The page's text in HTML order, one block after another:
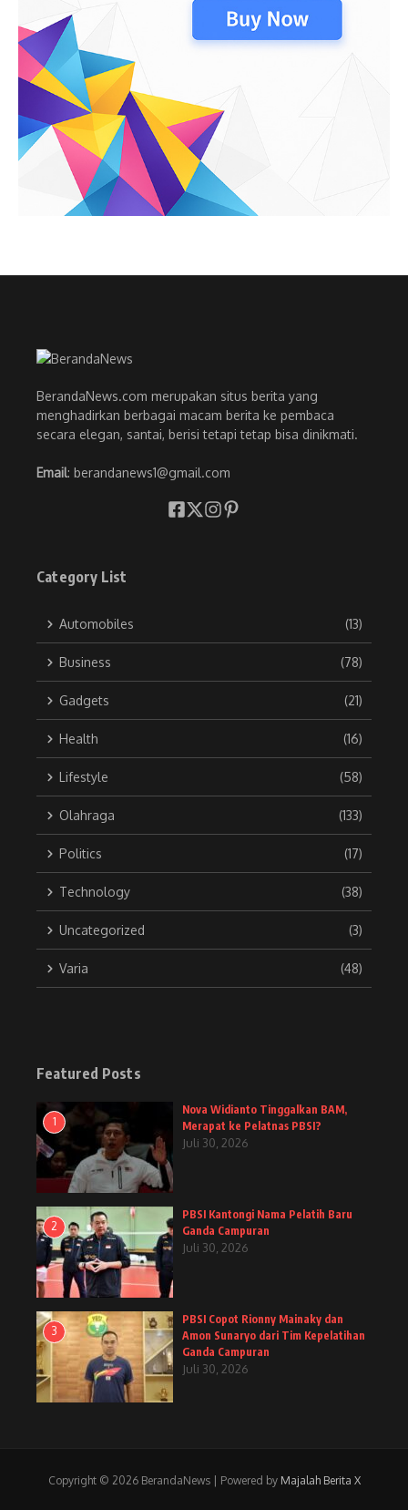
BerandaNews.com merupakan situs berita yang
menghadirkan berbagai macam berita ke pembaca
secara elegan, santai, berisi tetapi tetap bisa dinikmati.
Email: berandanews1@gmail.com
Category List
Automobiles (13)
Business (78)
Gadgets (21)
Health (16)
Lifestyle (58)
Olahraga (133)
Politics (17)
Technology (38)
Uncategorized (3)
Varia (48)
Featured Posts
1
Nova Widianto Tinggalkan BAM,
Merapat ke Pelatnas PBSI?
Juli 30, 2026
2
PBSI Kantongi Nama Pelatih Baru
Ganda Campuran
Juli 30, 2026
3
PBSI Copot Rionny Mainaky dan
Amon Sunaryo dari Tim Kepelatihan
Ganda Campuran
Juli 30, 2026
Copyright © 2026 BerandaNews | Powered by Majalah Berita X